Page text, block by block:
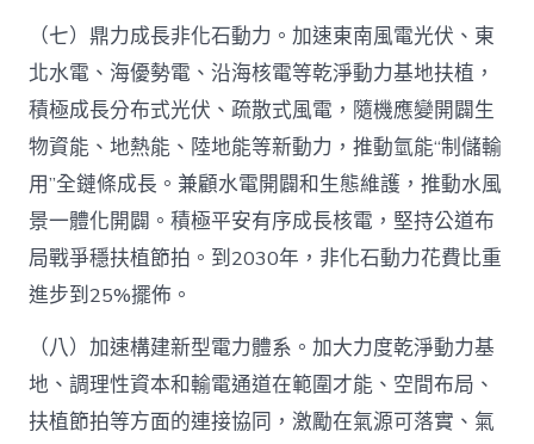
（七）鼎力成長非化石動力。加速東南風電光伏、東
北水電、海優勢電、沿海核電等乾淨動力基地扶植，
積極成長分布式光伏、疏散式風電，隨機應變開闢生
物資能、地熱能、陸地能等新動力，推動氫能“制儲輸
用”全鏈條成長。兼顧水電開闢和生態維護，推動水風
景一體化開闢。積極平安有序成長核電，堅持公道布
局戰爭穩扶植節拍。到2030年，非化石動力花費比重
進步到25%擺佈。
（八）加速構建新型電力體系。加大力度乾淨動力基
地、調理性資本和輸電通道在範圍才能、空間布局、
扶植節拍等方面的連接協同，激勵在氣源可落實、氣